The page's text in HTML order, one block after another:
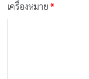
เครื่องหมาย *